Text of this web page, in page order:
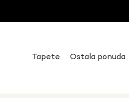
Tapete Ostala ponuda